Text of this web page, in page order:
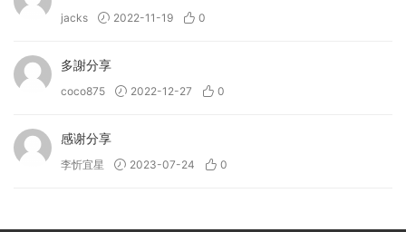
jacks 2022-11-19 0
多謝分享
coco875 2022-12-27 0
感谢分享
李忻宜星 2023-07-24 0